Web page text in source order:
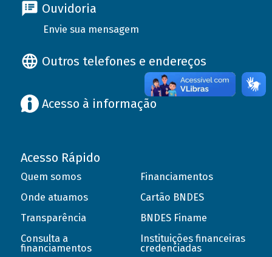
Ouvidoria
Envie sua mensagem
Outros telefones e endereços
Acesso à informação
Acesso Rápido
Quem somos
Onde atuamos
Transparência
Consulta a
financiamentos
Financiamentos
Cartão BNDES
BNDES Finame
Instituições financeiras
credenciadas